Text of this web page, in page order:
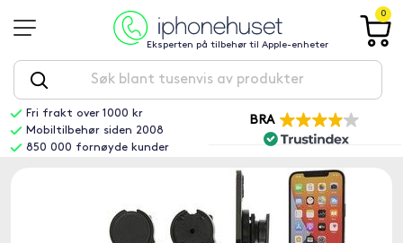
Eksperten på tilbehør til Apple-enheter
0
Fri frakt over 1000 kr
Mobiltilbehør siden 2008
850 000 fornøyde kunder
BRA